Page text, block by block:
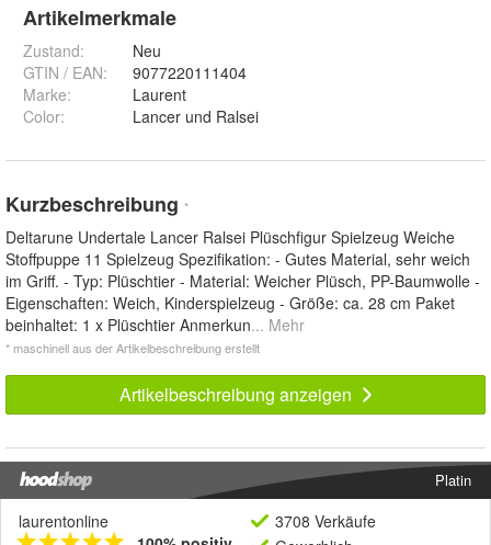
Artikelmerkmale
Zustand:
Neu
GTIN / EAN:
9077220111404
Marke:
Laurent
Color: Lancer und Ralsei
Kurzbeschreibung *
Deltarune Undertale Lancer Ralsei Plüschfigur Spielzeug Weiche
Stoffpuppe 11 Spielzeug Spezifikation: - Gutes Material, sehr weich
im Griff. - Typ: Plüschtier - Material: Weicher Plüsch, PP-Baumwolle -
Eigenschaften: Weich, Kinderspielzeug - Größe: ca. 28 cm Paket
beinhaltet: 1 x Plüschtier Anmerkun... Mehr
* maschinell aus der Artikelbeschreibung erstellt
Artikelbeschreibung anzeigen
Platin
laurentonline
3708 Verkäufe